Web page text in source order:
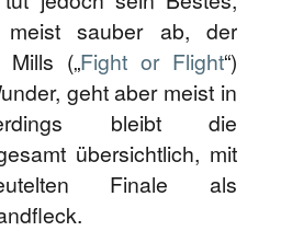
sauber ab, der
(„Fight or Flight“)
geht aber meist in
bleibt die
übersichtlich, mit
Finale als